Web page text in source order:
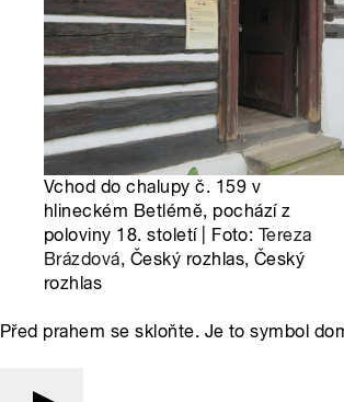
Vchod do chalupy č. 159 v
hlineckém Betlémě, pochází z
poloviny 18. století | Foto: Tereza
Brázdová, Český rozhlas, Český
rozhlas
Před prahem se skloňte. Je to symbol